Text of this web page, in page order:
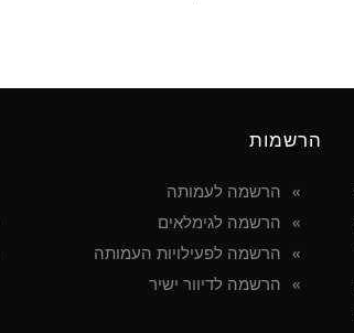
הרשמות
הרשמה לעמותה
הרשמה לגימלאים
הרשמה לפעילויות העמותה
הרשמה לדיוור ישיר